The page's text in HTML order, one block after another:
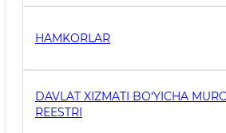
HAMKORLAR
DAVLAT XIZMATI BO‘YICHA
REESTRI